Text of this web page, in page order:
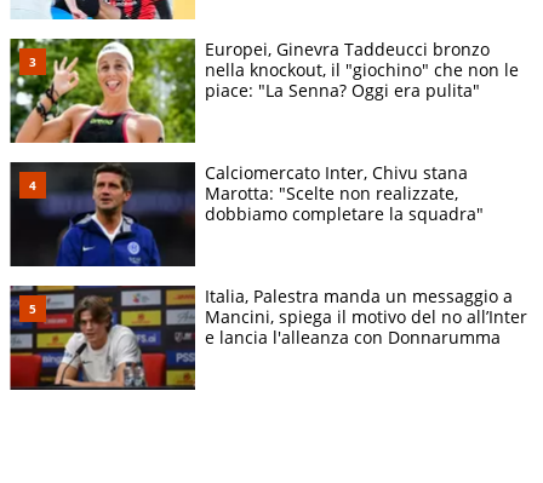
Europei, Ginevra Taddeucci bronzo
nella knockout, il "giochino" che non le
piace: "La Senna? Oggi era pulita"
Calciomercato Inter, Chivu stana
Marotta: "Scelte non realizzate,
dobbiamo completare la squadra"
Italia, Palestra manda un messaggio a
Mancini, spiega il motivo del no all’Inter
e lancia l'alleanza con Donnarumma